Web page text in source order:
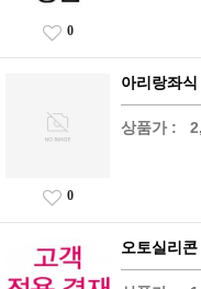
0
아리랑좌식
상품가 :
0
오토실리